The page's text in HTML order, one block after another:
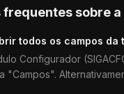
frequentes sobre a
todos os campos da
Configurador
"Campos".